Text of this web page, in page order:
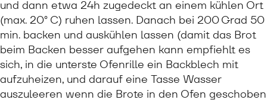
und dann etwa 24h zugedeckt an einem kühlen Ort
(max. 20° C) ruhen lassen. Danach bei 200 Grad 50
min. backen und auskühlen lassen (damit das Brot
beim Backen besser aufgehen kann empfiehlt es
sich, in die unterste Ofenrille ein Backblech mit
aufzuheizen, und darauf eine Tasse Wasser
auszuleeren wenn die Brote in den Ofen geschoben